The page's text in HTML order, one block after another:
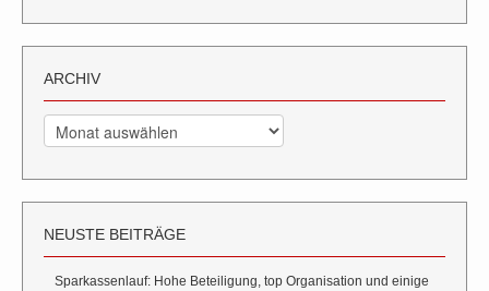
ARCHIV
Archiv
NEUSTE BEITRÄGE
Sparkassenlauf: Hohe Beteiligung, top Organisation und einige